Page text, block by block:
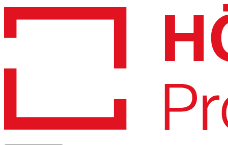
Skip
content